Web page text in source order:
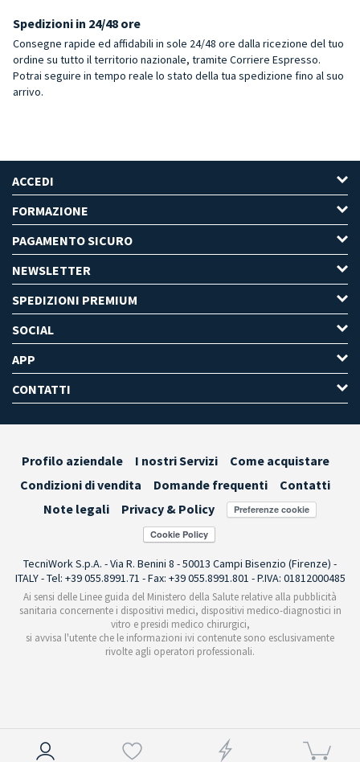
Spedizioni in 24/48 ore
Consegne rapide ed affidabili in sole 24/48 ore dalla ricezione del tuo
ordine su tutto il territorio nazionale, tramite Corriere Espresso.
Potrai seguire in tempo reale lo stato della tua spedizione fino al suo
arrivo.
ACCEDI
FORMAZIONE
PAGAMENTO SICURO
NEWSLETTER
SPEDIZIONI PREMIUM
SOCIAL
APP
CONTATTI
Profilo aziendale I nostri Servizi
Come acquistare
Condizioni di vendita
Domande frequenti
Contatti
Note legali
Privacy & Policy Preferenze cookie
TecniWork S.p.A. - Via R. Benini 8 - 50013 Campi Bisenzio (Firenze) -
ITALY - Tel: +39 055.8991.71 - Fax: +39 055.8991.801 - P.IVA: 01812000485
Ai sensi delle Linee guida del Ministero della Salute relative alla pubblicità
sanitaria concernente i dispositivi medici, dispositivi medico-diagnostici in
vitro e presidi medico chirurgici,
si avvisa l'utente che le informazioni ivi contenute sono esclusivamente
rivolte agli operatori professionali.